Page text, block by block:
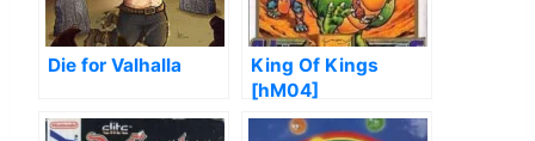
Die for Valhalla
King Of Kings
[hM04]